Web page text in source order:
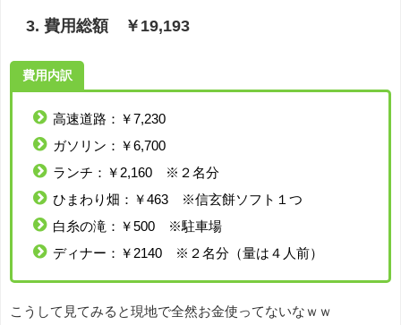
3. 費用総額 ￥19,193
費用内訳
高速道路：￥7,230
ガソリン：￥6,700
ランチ：￥2,160 ※２名分
ひまわり畑：￥463 ※信玄餅ソフト１つ
白糸の滝：￥500 ※駐車場
ディナー：￥2140 ※２名分（量は４人前）
こうして見てみると現地で全然お金使ってないなｗｗ